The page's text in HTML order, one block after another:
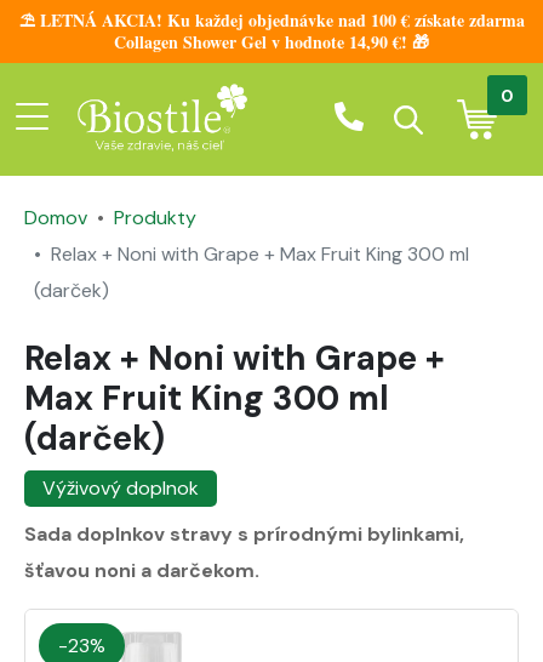
⛱️ LETNÁ AKCIA! Ku každej objednávke nad 100 € získate zdarma
Collagen Shower Gel v hodnote 14,90 €! 🎁
0
Domov
Produkty
Relax + Noni with Grape + Max Fruit King 300 ml
(darček)
Relax + Noni with Grape +
Max Fruit King 300 ml
(darček)
Výživový doplnok
Sada doplnkov stravy s prírodnými bylinkami,
šťavou noni a darčekom.
-23%